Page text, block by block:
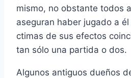
mismo, no obstante todos
aseguran haber jugado a
ctimas de sus efectos
tan sólo una partida o dos.
Algunos antiguos dueños